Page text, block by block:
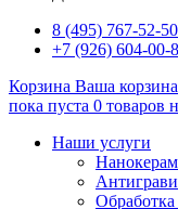
8 (495) 767-52-50
+7 (926) 604-00-
Корзина Ваша корзина
пока пуста 0 товаров
Наши услуги